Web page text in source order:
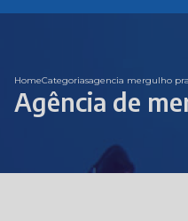
HomeCategoriasagencia mergulho
Agência de